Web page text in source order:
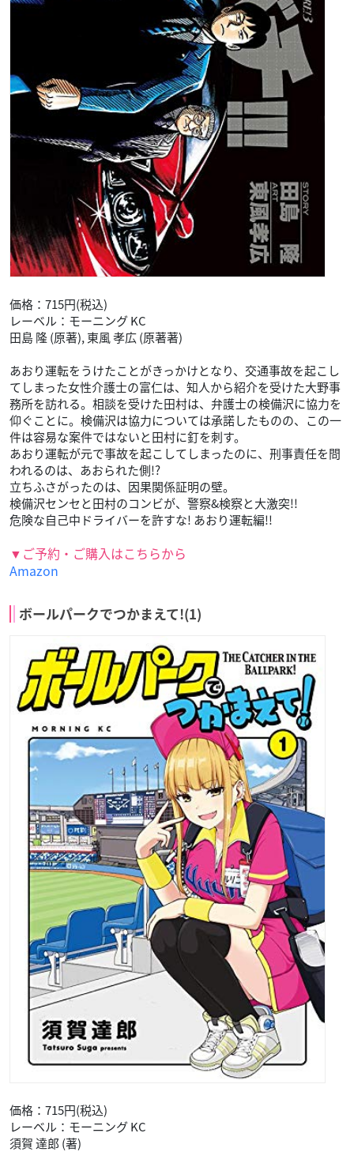
価格：715円(税込)
レーベル：モーニング KC
田島 隆 (原著), 東風 孝広 (原著著)
あおり運転をうけたことがきっかけとなり、交通事故を起こし
てしまった女性介護士の富仁は、知人から紹介を受けた大野事
務所を訪れる。相談を受けた田村は、弁護士の検備沢に協力を
仰ぐことに。検備沢は協力については承諾したものの、この一
件は容易な案件ではないと田村に釘を刺す。
あおり運転が元で事故を起こしてしまったのに、刑事責任を問
われるのは、あおられた側!?
立ちふさがったのは、因果関係証明の壁。
検備沢センセと田村のコンビが、警察&検察と大激突!!
危険な自己中ドライバーを許すな! あおり運転編!!
▼ご予約・ご購入はこちらから
Amazon
ボールパークでつかまえて!(1)
価格：715円(税込)
レーベル：モーニング KC
須賀 達郎 (著)